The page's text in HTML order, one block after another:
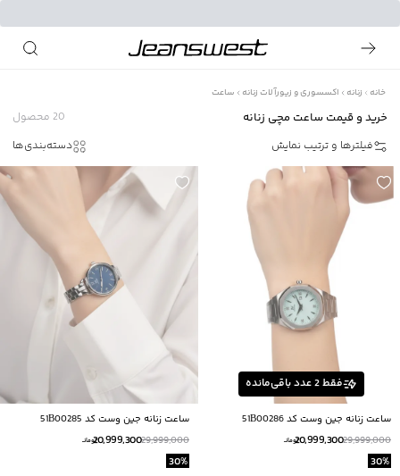
خانه زنانه اکسسوری و زیورآلات زنانه ساعت
خرید و قیمت ساعت مچی زنانه 20 محصول
فیلترها و ترتیب نمایش
دسته‌بندی‌ها
فقط2عدد باقی‌مانده
ساعت زنانه جين وست كد 51B00286
29,999,000
20,999,300تومانــ
30%
ساعت زنانه جين وست كد 51B00285
29,999,000
20,999,300تومانــ
30%